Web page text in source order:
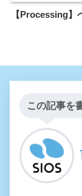
【Processing】
この記事を